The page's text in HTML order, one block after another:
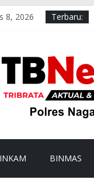
8, 2026 Terbaru:
BINMAS